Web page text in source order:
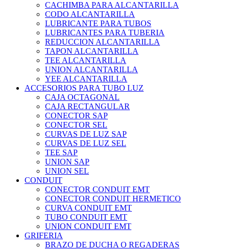
CACHIMBA PARA ALCANTARILLA
CODO ALCANTARILLA
LUBRICANTE PARA TUBOS
LUBRICANTES PARA TUBERIA
REDUCCION ALCANTARILLA
TAPON ALCANTARILLA
TEE ALCANTARILLA
UNION ALCANTARILLA
YEE ALCANTARILLA
ACCESORIOS PARA TUBO LUZ
CAJA OCTAGONAL
CAJA RECTANGULAR
CONECTOR SAP
CONECTOR SEL
CURVAS DE LUZ SAP
CURVAS DE LUZ SEL
TEE SAP
UNION SAP
UNION SEL
CONDUIT
CONECTOR CONDUIT EMT
CONECTOR CONDUIT HERMETICO
CURVA CONDUIT EMT
TUBO CONDUIT EMT
UNION CONDUIT EMT
GRIFERIA
BRAZO DE DUCHA O REGADERAS